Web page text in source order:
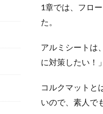
1章では、フロ
た。
アルミシートは
に対策したい！
コルクマットと
いので、素人で